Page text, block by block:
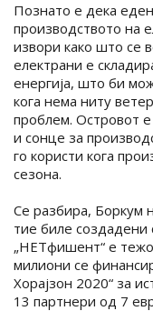
Познато е дека
производството на
извори како што се
електрани е
енергија, што би
кога нема ниту
проблем. Островот
и сонце за
го користи кога
сезона.
Се разбира, Боркум
тие биле создадени
„НЕТфишент“ е
милиони се
Хорајзон 2020“ за
13 партнери од 7